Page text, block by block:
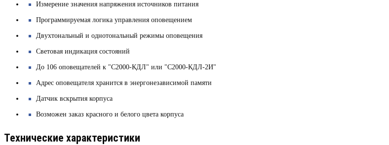
Измерение значения напряжения источников питания
Программируемая логика управления оповещением
Двухтональный и однотональный режимы оповещения
Световая индикация состояний
До 106 оповещателей к "С2000-КДЛ" или "С2000-КДЛ-2И"
Адрес оповещателя хранится в энергонезависимой памяти
Датчик вскрытия корпуса
Возможен заказ красного и белого цвета корпуса
Технические характеристики